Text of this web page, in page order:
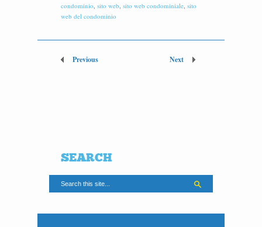
condominio, sito web, sito web condominiale, sito
web del condominio
Previous Next
SEARCH